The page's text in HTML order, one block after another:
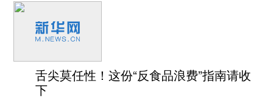
舌尖莫任性！这份“反食品浪费”指南请收
下